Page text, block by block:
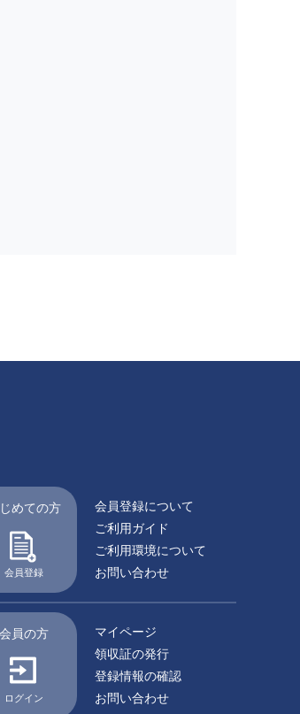
めての方
会員登録
会員登録について
ご利用ガイド
ご利用環境について
お問い合わせ
会員の方
ログイン
マイページ
領収証の発行
登録情報の確認
お問い合わせ